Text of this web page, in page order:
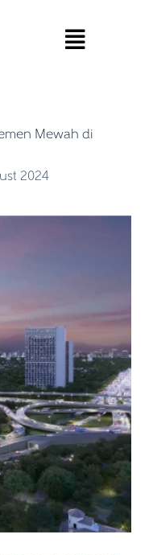
Mewah di
2024